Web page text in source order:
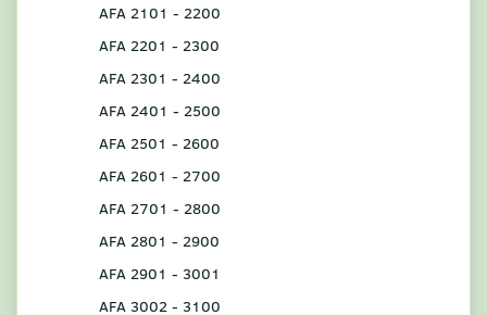
AFA 2101 - 2200
AFA 2201 - 2300
AFA 2301 - 2400
AFA 2401 - 2500
AFA 2501 - 2600
AFA 2601 - 2700
AFA 2701 - 2800
AFA 2801 - 2900
AFA 2901 - 3001
AFA 3002 - 3100